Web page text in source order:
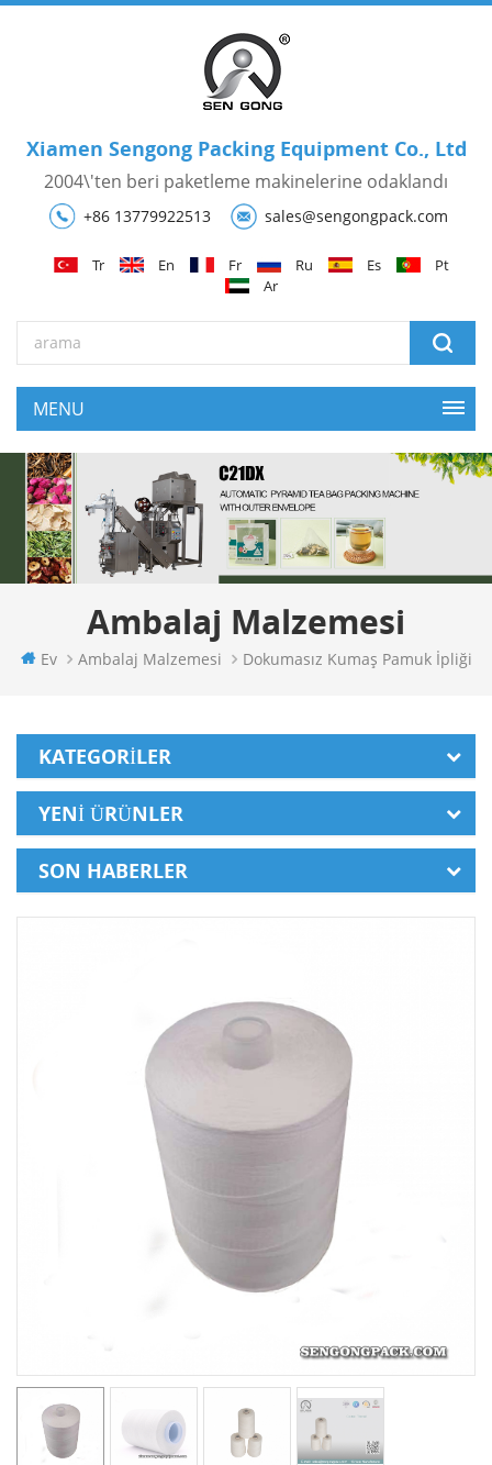
Xiamen Sengong Packing Equipment Co., Ltd
2004\'ten beri paketleme makinelerine odaklandı
+86 13779922513 sales@sengongpack.com
Tr En Fr Ru Es
Pt
Ar
Ambalaj Malzemesi
Ev Ambalaj Malzemesi Dokumasız Kumaş Pamuk İpliği
KATEGORILER
YENI ÜRÜNLER
SON HABERLER